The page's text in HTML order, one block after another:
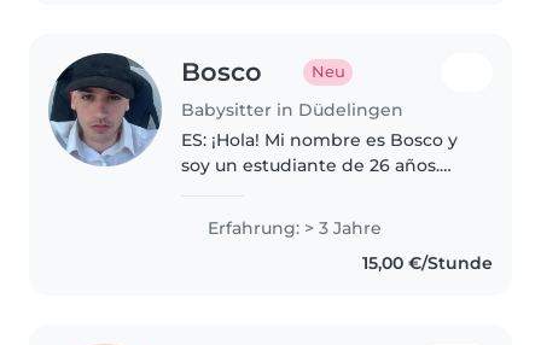
Bosco Neu
Babysitter in Düdelingen
ES: ¡Hola! Mi nombre es Bosco y
soy un estudiante de 26 años.
durante este mes de Agosto.
Tengo experiencia previa en el
Erfahrung: > 3 Jahre
15,00 €/Stunde